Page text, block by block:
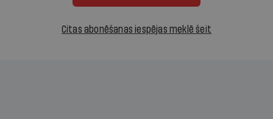
Citas abonēšanas iespējas meklē šeit